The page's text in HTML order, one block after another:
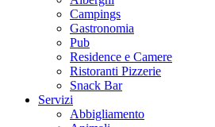
Campings
Gastronomia
Pub
Residence e Camere
Ristoranti Pizzerie
Snack Bar
Servizi
Abbigliamento